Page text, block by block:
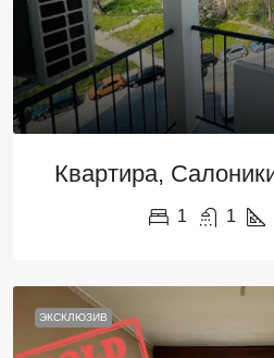
Квартира,
1 1
ЭКСКЛЮЗИВ